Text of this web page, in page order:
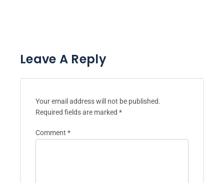
Leave A Reply
Your email address will not be published.
Required fields are marked *
Comment *